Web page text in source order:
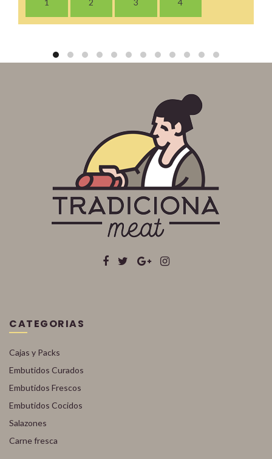
1 2 3 4
CATEGORIAS
Cajas y Packs
Embutidos Curados
Embutidos Frescos
Embutidos Cocidos
Salazones
Carne fresca